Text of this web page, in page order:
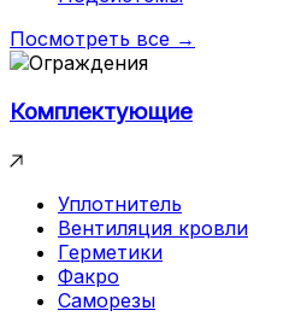
Посмотреть все →
Комплектующие
Уплотнитель
Вентиляция кровли
Герметики
Факро
Саморезы